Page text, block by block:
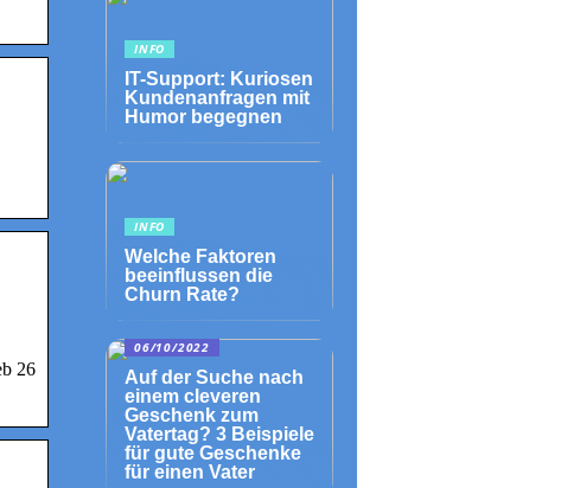
26
INFO
IT-Support: Kuriosen
Kundenanfragen mit
Humor begegnen
INFO
Welche Faktoren
beeinflussen die
Churn Rate?
06/10/2022
Auf der Suche nach
einem cleveren
Geschenk zum
Vatertag? 3 Beispiele
für gute Geschenke
für einen Vater